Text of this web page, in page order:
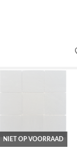
NIET OP VOORRAAD